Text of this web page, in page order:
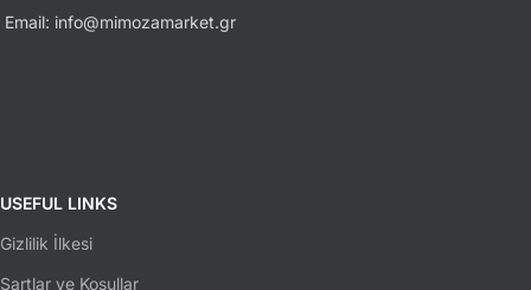
Email: info@mimozamarket.gr
USEFUL LINKS
Gizlilik İlkesi
Şartlar ve Koşullar